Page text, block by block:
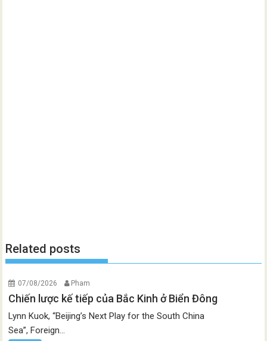
Related posts
07/08/2026 Pham
Chiến lược kế tiếp của Bắc Kinh ở Biển Đông
Lynn Kuok, “Beijing’s Next Play for the South China
Sea”, Foreign...